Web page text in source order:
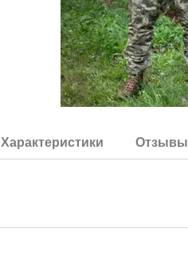
Характеристики Отзывы